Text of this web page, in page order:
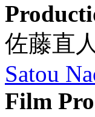
佐藤直人
Satou
Film